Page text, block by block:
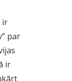
ir
par
ir